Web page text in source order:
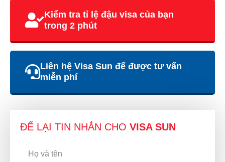
Kiểm tra tỉ lệ đậu visa của bạn
trong 2 phút
Liên hệ Visa Sun để được tư vấn
miễn phí
ĐỂ LẠI TIN NHẮN CHO VISA SUN